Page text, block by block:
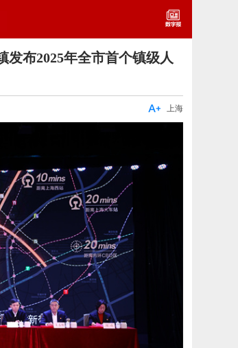
布2025年全市首个镇级人
上海
